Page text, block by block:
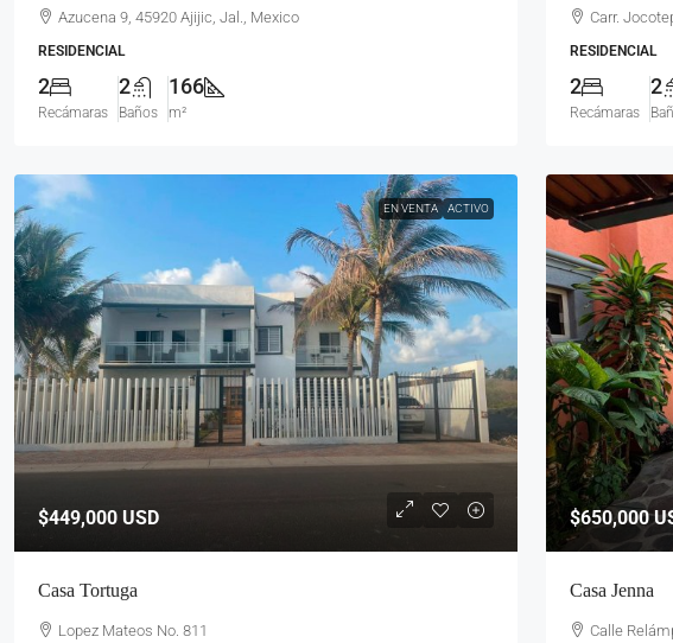
Azucena 9, 45920 Ajijic, Jal., Mexico
RESIDENCIAL
2
Recámaras
2
Baños
166
m²
Carr.
RESIDENCIAL
2
Recámaras
2
EN VENTA ACTIVO
$449,000 USD
Casa Tortuga
Lopez Mateos No. 811
$650,000
Casa Jenna
Calle